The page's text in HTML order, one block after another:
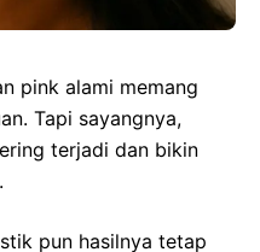
pink alami memang
Tapi sayangnya,
terjadi dan bikin
pun hasilnya tetap